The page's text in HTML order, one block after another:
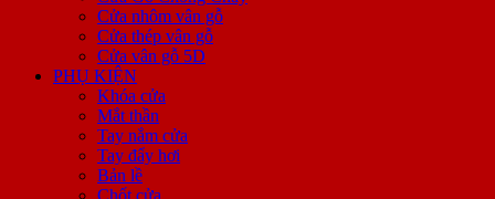
Cửa nhôm vân gỗ
Cửa thép vân gỗ
Cửa vân gỗ 5D
PHỤ KIỆN
Khóa cửa
Mắt thần
Tay nắm cửa
Tay đẩy hơi
Bản lề